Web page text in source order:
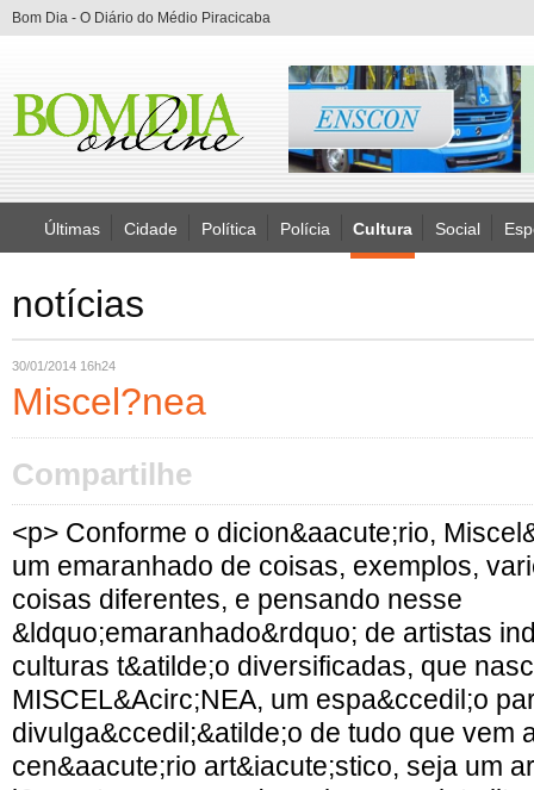
Bom Dia - O Diário do Médio Piracicaba
Últimas Cidade Política Polícia Cultura Social
notícias
30/01/2014 16h24
Miscel?nea
Compartilhe
<p> Conforme o dicion&aacute;rio,
um emaranhado de coisas, exemplos,
coisas diferentes, e pensando nesse
&ldquo;emaranhado&rdquo; de artistas
culturas t&atilde;o diversificadas, que
MISCEL&Acirc;NEA, um espa&ccedil;o
divulga&ccedil;&atilde;o de tudo que vem
cen&aacute;rio art&iacute;stico, seja um